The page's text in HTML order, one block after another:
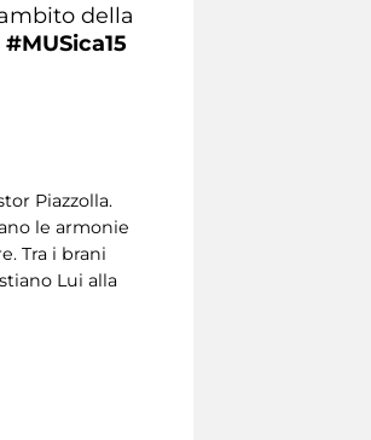
della
#MUSica15
Piazzolla.
le armonie
Tra i brani
Lui alla